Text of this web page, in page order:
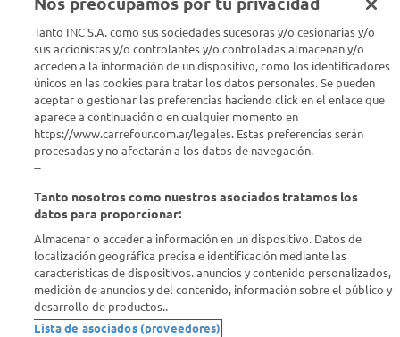
Estamos para ayudarte
¿Tenés una consulta? Comunicate con nosotros acá
Descubrí Carrefour
Conocenos
Info útil
Comprá Online
Tanto INC S.A. como sus sociedades sucesoras y/o cesionarias y/o
sus accionistas y/o controlantes y/o controladas almacenan y/o
acceden a la información de un dispositivo, como los identificadores
únicos en las cookies para tratar los datos personales. Se pueden
aceptar o gestionar las preferencias haciendo click en el enlace que
aparece a continuación o en cualquier momento en
https://www.carrefour.com.ar/legales. Estas preferencias serán
procesadas y no afectarán a los datos de navegación.
--
Tanto nosotros como nuestros asociados tratamos los
datos para proporcionar:
Almacenar o acceder a información en un dispositivo. Datos de
localización geográfica precisa e identificación mediante las
características de dispositivos. anuncios y contenido personalizados,
medición de anuncios y del contenido, información sobre el público y
desarrollo de productos..
Lista de asociados (proveedores)